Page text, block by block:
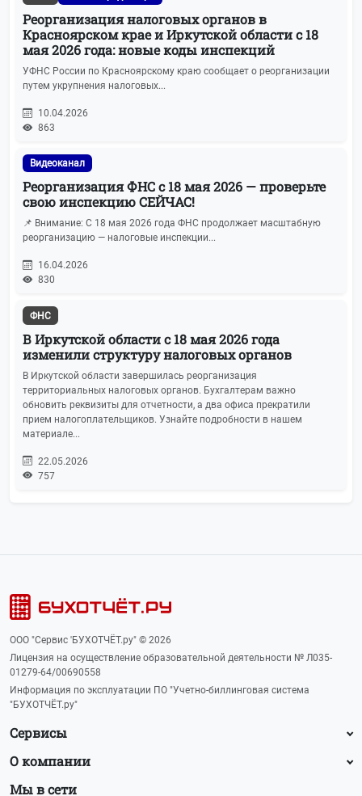
Реорганизация налоговых органов в
Красноярском крае и Иркутской области с 18
мая 2026 года: новые коды инспекций
УФНС России по Красноярскому краю сообщает о реорганизации
путем укрупнения налоговых...
10.04.2026
863
Видеоканал
Реорганизация ФНС с 18 мая 2026 — проверьте
свою инспекцию СЕЙЧАС!
📌 Внимание: С 18 мая 2026 года ФНС продолжает масштабную
реорганизацию — налоговые инспекции...
16.04.2026
830
ФНС
В Иркутской области с 18 мая 2026 года
изменили структуру налоговых органов
В Иркутской области завершилась реорганизация
территориальных налоговых органов. Бухгалтерам важно
обновить реквизиты для отчетности, а два офиса прекратили
прием налогоплательщиков. Узнайте подробности в нашем
материале...
22.05.2026
757
ООО "Сервис 'БУХОТЧЁТ.ру" © 2026
Лицензия на осуществление образовательной деятельности № Л035-
01279-64/00690558
Информация по эксплуатации ПО "Учетно-биллинговая система
"БУХОТЧЁТ.ру"
Сервисы
О компании
Мы в сети